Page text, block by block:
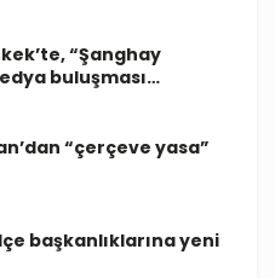
“Şanghay
buluşması…
“çerçeve yasa”
başkanlıklarına yeni